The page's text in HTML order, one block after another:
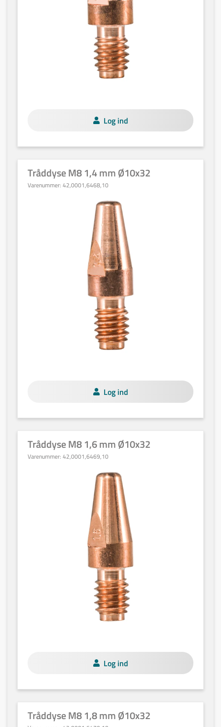
Log ind
Tråddyse M8 1,4 mm Ø10x32
Varenummer: 42,0001,6468,10
Log ind
Tråddyse M8 1,6 mm Ø10x32
Varenummer: 42,0001,6469,10
Log ind
Tråddyse M8 1,8 mm Ø10x32